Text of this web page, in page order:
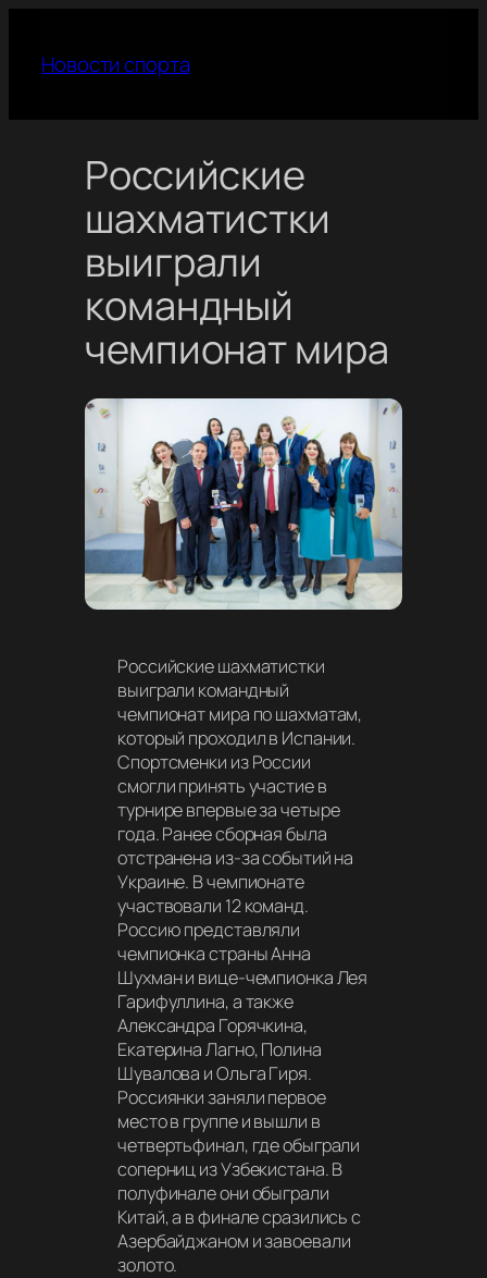
содержимому
Новости спорта
Российские
шахматистки
выиграли
командный
чемпионат мира
Российские шахматистки
выиграли командный
чемпионат мира по шахматам,
который проходил в Испании.
Спортсменки из России
смогли принять участие в
турнире впервые за четыре
года. Ранее сборная была
отстранена из-за событий на
Украине. В чемпионате
участвовали 12 команд.
Россию представляли
чемпионка страны Анна
Шухман и вице-чемпионка Лея
Гарифуллина, а также
Александра Горячкина,
Екатерина Лагно, Полина
Шувалова и Ольга Гиря.
Россиянки заняли первое
место в группе и вышли в
четвертьфинал, где обыграли
соперниц из Узбекистана. В
полуфинале они обыграли
Китай, а в финале сразились с
Азербайджаном и завоевали
золото.